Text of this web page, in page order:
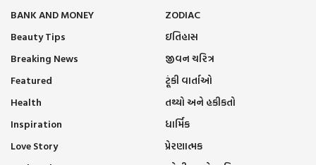
BANK AND MONEY
Beauty Tips
Breaking News
Featured
Health
Inspiration
Love Story
ZODIAC
ઇતિહાસ
જીવન ચરિત્ર
ટૂંકી વાર્તાઓ
તથ્યો અને હકીકતો
ધાર્મિક
પ્રેરણાત્મક